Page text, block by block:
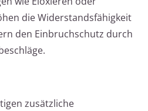
die Widerstandsfähigkeit
den Einbruchschutz durch
zusätzliche